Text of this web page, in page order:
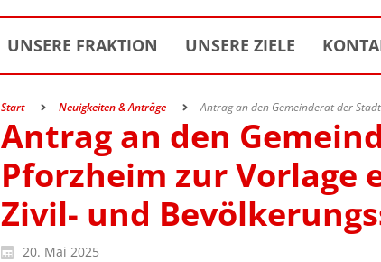
UNSERE FRAKTION UNSERE ZIELE
Start Neuigkeiten & Anträge Antrag an den Gemeinderat der
Antrag an den
Pforzheim zur Vorlage
Zivil- und
20. Mai 2025